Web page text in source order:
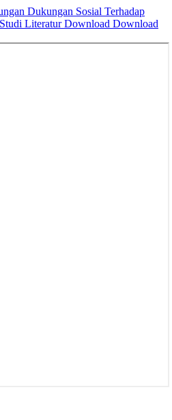
Dukungan Sosial Terhadap
LiteraturDownload Download